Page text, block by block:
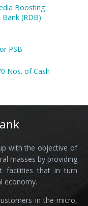
Boosting
(RDB)
PSB
Nos. of Cash
with the objective of
masses by providing
facilities that in turn
economy.
in the micro,